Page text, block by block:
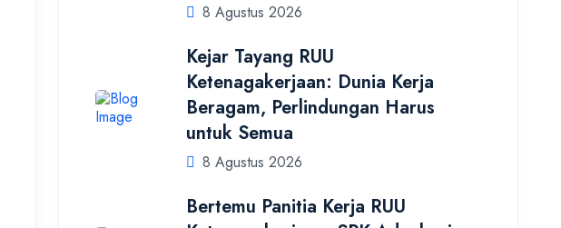
8 Agustus 2026
Kejar Tayang RUU
Ketenagakerjaan: Dunia Kerja
Beragam, Perlindungan Harus
untuk Semua
8 Agustus 2026
Bertemu Panitia Kerja RUU